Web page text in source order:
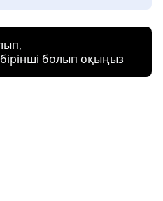
болып оқыңыз